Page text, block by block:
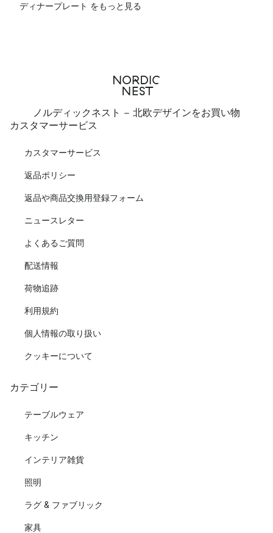
ディナープレート をもっと見る
ノルディックネスト - 北欧デザインをお買い物
カスタマーサービス
カスタマーサービス
返品ポリシー
返品や商品交換用登録フォーム
ニュースレター
よくあるご質問
配送情報
荷物追跡
利用規約
個人情報の取り扱い
クッキーについて
カテゴリー
テーブルウェア
キッチン
インテリア雑貨
照明
ラグ & ファブリック
家具